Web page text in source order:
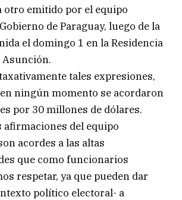
otro emitido por el equipo
de Paraguay, luego de la
el domingo 1 en la Residencia
Asunción.
tales expresiones,
ningún momento se acordaron
por 30 millones de dólares.
afirmaciones del equipo
acordes a las altas
que como funcionarios
respetar, ya que pueden dar
político electoral- a